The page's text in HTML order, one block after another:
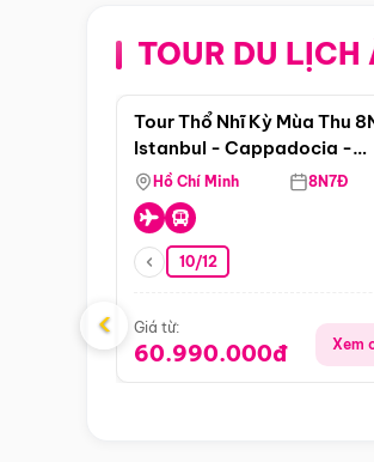
TOUR DU Điểm
Tour Thổ Nhĩ Kỳ Mùa Thu
Istanbul - Cappadocia -
Pamukkale
Hồ Chí Minh 8N7Đ
10/12
Giá từ:
60.990.000đ Xem
‹